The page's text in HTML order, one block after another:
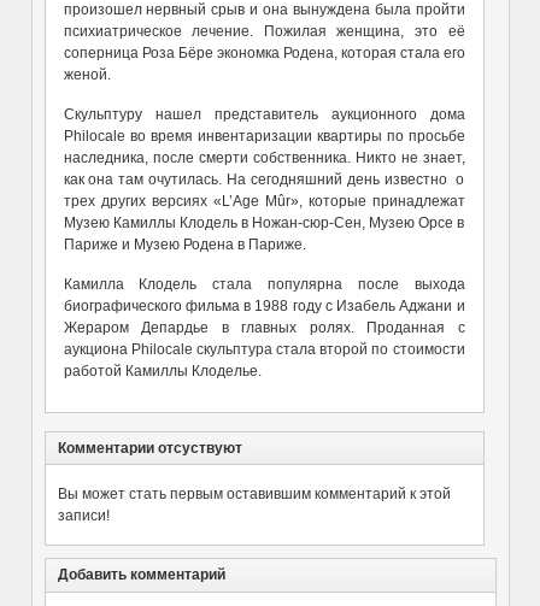
произошел нервный срыв и она вынуждена была пройти
психиатрическое лечение. Пожилая женщина, это её
соперница Роза Бёре экономка Родена, которая стала его
женой.
Скульптуру нашел представитель аукционного дома
Philocale во время инвентаризации квартиры по просьбе
наследника, после смерти собственника. Никто не знает,
как она там очутилась. На сегодняшний день известно о
трех других версиях «L’Age Mûr», которые принадлежат
Музею Камиллы Клодель в Ножан-сюр-Сен, Музею Орсе в
Париже и Музею Родена в Париже.
Камилла Клодель стала популярна после выхода
биографического фильма в 1988 году с Изабель Аджани и
Жераром Депардье в главных ролях. Проданная с
аукциона Philocale скульптура стала второй по стоимости
работой Камиллы Клоделье.
Комментарии отсуствуют
Вы может стать первым оставившим комментарий к этой
записи!
Добавить комментарий